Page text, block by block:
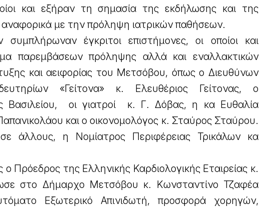
και εξήραν τη σημασία της εκδήλωσης και της
με την πρόληψη ιατρικών παθήσεων.
έγκριτοι επιστήμονες, οι οποίοι και
παρεμβάσεων πρόληψης αλλά και εναλλακτικών
και αειφορίας του Μετσόβου, όπως ο Διευθύνων
«Γείτονα» κ. Ελευθέριος Γείτονας, ο
Βασιλείου, οι γιατροί κ. Γ. Δόβας, η κα Ευθαλία
και ο οικονομολόγος κ. Σταύρος Σταύρου.
άλλους, η Νομίατρος Περιφέρειας Τρικάλων κα
Πρόεδρος της Ελληνικής Καρδιολογικής Εταιρείας κ.
στο Δήμαρχο Μετσόβου κ. Κωνσταντίνο Τζαφέα
Εξωτερικό Απινιδωτή, προσφορά χορηγών,